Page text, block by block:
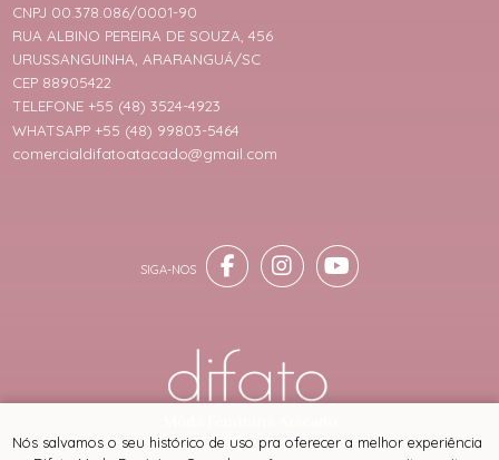
CNPJ 00.378.086/0001-90
RUA ALBINO PEREIRA DE SOUZA, 456
URUSSANGUINHA, ARARANGUÁ/SC
CEP 88905422
TELEFONE +55 (48) 3524-4923
WHATSAPP +55 (48) 99803-5464
comercialdifatoatacado@gmail.com
® TODOS DIREITOS RESERVADOS
Nós salvamos o seu histórico de uso pra oferecer a melhor experiência